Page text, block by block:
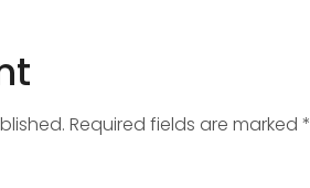
Required fields are marked *